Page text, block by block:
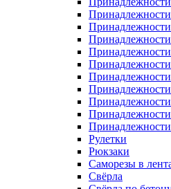
Принадлежности
Принадлежности
Принадлежности
Принадлежности
Рулетки
Рюкзаки
Саморезы в
Свёрла